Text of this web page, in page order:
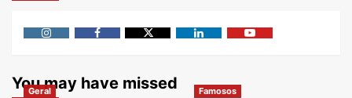
You may have missed
Geral Famosos